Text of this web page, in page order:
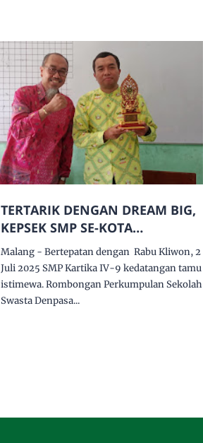
TERTARIK DENGAN DREAM BIG,
KEPSEK SMP SE-KOTA
DENPASAR SAMBANGI BHUMI
NAROTAMA
Malang - Bertepatan dengan Rabu Kliwon, 2
Juli 2025 SMP Kartika IV-9 kedatangan tamu
istimewa. Rombongan Perkumpulan Sekolah
Swasta Denpasa...